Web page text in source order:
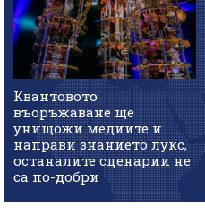
Квантовото
въоръжаване ще
унищожи медиите и
направи знанието лукс,
останалите сценарии не
са по-добри